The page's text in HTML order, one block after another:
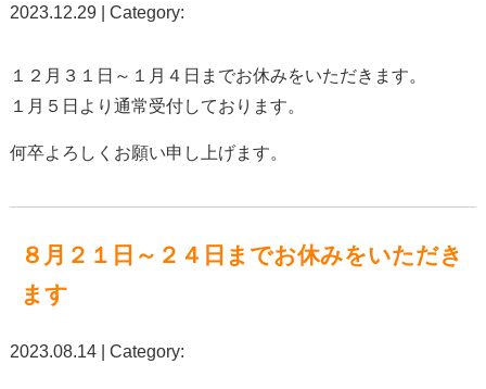
2023.12.29 | Category:
１２月３１日～１月４日までお休みをいただきます。
１月５日より通常受付しております。
何卒よろしくお願い申し上げます。
８月２１日～２４日までお休みをいただき
ます
2023.08.14 | Category: